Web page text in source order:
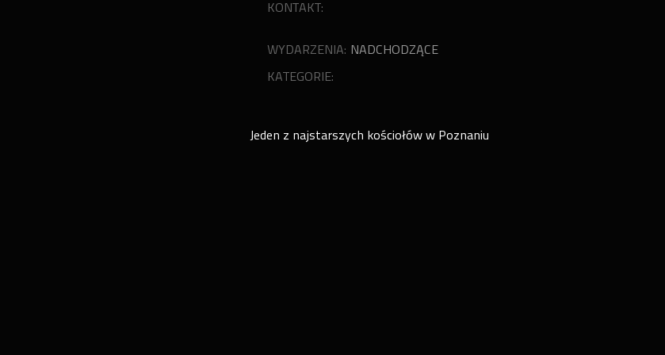
KONTAKT:
WYDARZENIA: NADCHODZĄCE
KATEGORIE:
Jeden z najstarszych kościołów w Poznaniu